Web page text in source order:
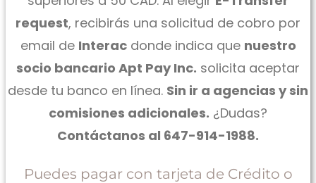
request, recibirás una solicitud de cobro por
email de Interacdonde indica que nuestro
socio bancario Apt Pay Inc. solicita aceptar
desde tu banco en línea. Sin ir a agencias y sin
comisiones adicionales. ¿Dudas?
Contáctanos al 647-914-1988.
Puedes pagar con tarjeta de Crédito o